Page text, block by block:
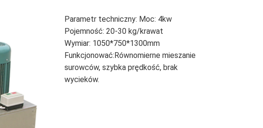
Parametr techniczny: Moc: 4kw
Pojemność: 20-30 kg/krawat
Wymiar: 1050*750*1300mm
Funkcjonować:Równomierne mieszanie
surowców, szybka prędkość, brak
wycieków.